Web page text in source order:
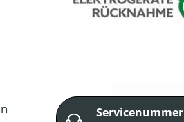
Servicenummer